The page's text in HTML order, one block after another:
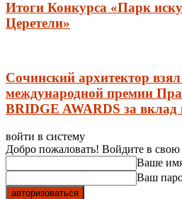
Итоги Конкурса «Парк
Церетели»
Сочинский архитектор
международной премии
BRIDGE AWARDS за вклад
войти в систему
Добро пожаловать! Войдите в свою
Ваше
Ваш